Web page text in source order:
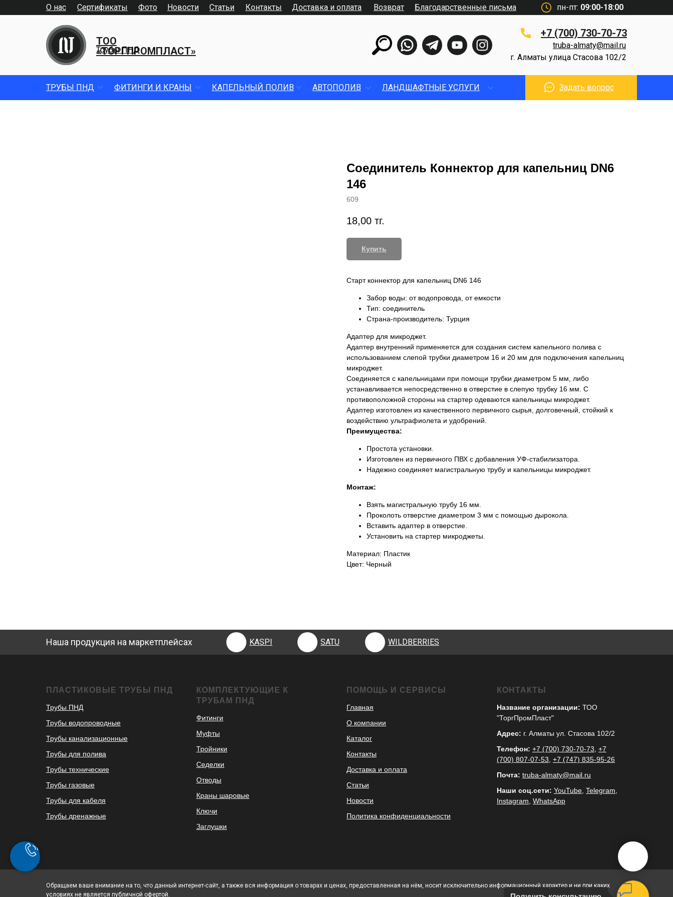
О нас Доставка и оплата
Контакты
Фото
Сертификаты Новости Статьи пн-пт: 09:00-18:00
ТОО
«ТОРГПРОМПЛАСТ»
Трубы ПНД
+7 (700) 730-70-73
г. Алматы улица Стасова 102/2
truba-almaty@mail.ru
Возврат Благодарственные письма
ТРУБЫ ПНД ФИТИНГИ И КРАНЫ КАПЕЛЬНЫЙ ПОЛИВ АВТОПОЛИВ ЛАНДШАФТНЫЕ УСЛУГИ Задать вопрос
Соединитель Коннектор для капельниц DN6
146
609
18,00 тг.
Купить
Старт коннектор для капельниц DN6 146
Забор воды: от водопровода, от емкости
Тип: соединитель
Страна-производитель: Турция
Адаптер для микроджет.
Адаптер внутренний применяется для создания систем капельного полива с
использованием слепой трубки диаметром 16 и 20 мм для подключения капельниц
микроджет.
Соединяется с капельницами при помощи трубки диаметром 5 мм, либо
устанавливается непосредственно в отверстие в слепую трубку 16 мм. С
противоположной стороны на стартер одеваются капельницы микроджет.
Адаптер изготовлен из качественного первичного сырья, долговечный, стойкий к
воздействию ультрафиолета и удобрений.
Преимущества:
Простота установки.
Изготовлен из первичного ПВХ с добавления УФ-стабилизатора.
Надежно соединяет магистральную трубу и капельницы микроджет.
Монтаж:
Взять магистральную трубу 16 мм.
Проколоть отверстие диаметром 3 мм с помощью дырокола.
Вставить адаптер в отверстие.
Установить на стартер микроджеты.
Материал: Пластик
Цвет: Черный
Наша продукция на маркетплейсах KASPI SATU WILDBERRIES
ПЛАСТИКОВЫЕ ТРУБЫ ПНД
Трубы ПНД
Трубы водопроводные
Трубы канализационные
Трубы для полива
Трубы технические
Трубы газовые
Трубы для кабеля
Трубы дренажные
КОМПЛЕКТУЮЩИЕ К
ТРУБАМ ПНД
Фитинги
Муфты
Тройники
Седелки
Отводы
Краны шаровые
Ключи
Заглушки
ПОМОЩЬ И СЕРВИСЫ
Главная
О компании
Каталог
Контакты
Доставка и оплата
Статьи
Новости
Политика конфиденциальности
КОНТАКТЫ
Название организации: ТОО
"ТоргПромПласт"
Адрес: г. Алматы ул. Стасова 102/2
Телефон: +7 (700) 730-70-73, +7
(700) 807-07-53, +7 (747) 835-95-26
Почта: truba-almaty@mail.ru
Наши соц.сети: YouTube, Telegram,
Instagram, WhatsApp
Обращаем ваше внимание на то, что данный интернет-сайт, а также вся информация о товарах и ценах, предоставленная на нём, носит исключительно информационный характер и ни при каких
условиях не является публичной офертой.